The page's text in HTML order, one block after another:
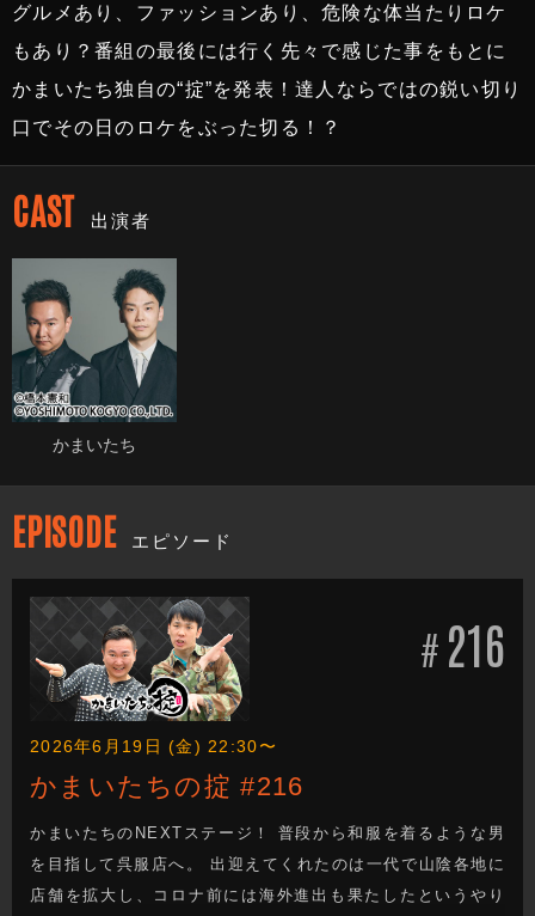
グルメあり、ファッションあり、危険な体当たりロケ
もあり？番組の最後には行く先々で感じた事をもとに
かまいたち独自の“掟”を発表！達人ならではの鋭い切り
口でその日のロケをぶった切る！？
CAST 出演者
かまいたち
EPISODE エピソード
# 216
2026年6月19日 (金) 22:30〜
かまいたちの掟 #216
かまいたちのNEXTステージ！ 普段から和服を着るような男
を目指して呉服店へ。 出迎えてくれたのは一代で山陰各地に
店舗を拡大し、コロナ前には海外進出も果たしたというやり